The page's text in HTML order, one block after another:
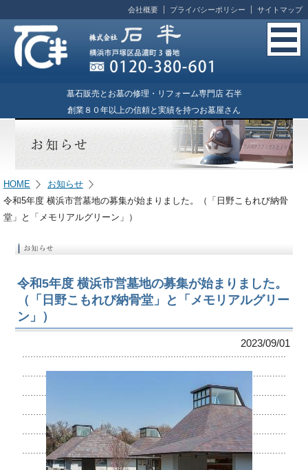
会社概要 プライバシーポリシー サイトマップ
墓石販売とお墓の修理・リフォーム専門店 石半
創業８０年以上の信頼と実績を持つお墓屋さん
HOME
お知らせ
令和5年度 横浜市営墓地の募集が始まりました。（「日野こもれび納骨
堂」と「メモリアルグリーン」）
令和5年度 横浜市営墓地の募集が始まりました。
（「日野こもれび納骨堂」と「メモリアルグリー
ン」）
2023/09/01